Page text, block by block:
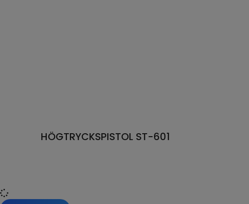
HÖGTRYCKSPISTOL ST-601